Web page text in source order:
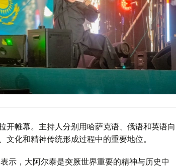
开帷幕。主持人分别用哈萨克语、俄语和英语向
化和精神传统形成过程中的重要地位。
示，大阿尔泰是突厥世界重要的精神与历史中